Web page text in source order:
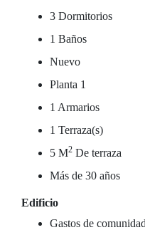
3 Dormitorios
1 Baños
Nuevo
Planta 1
1 Armarios
1 Terraza(s)
5 M2 De terraza
Más de 30 años
Edificio
Gastos de